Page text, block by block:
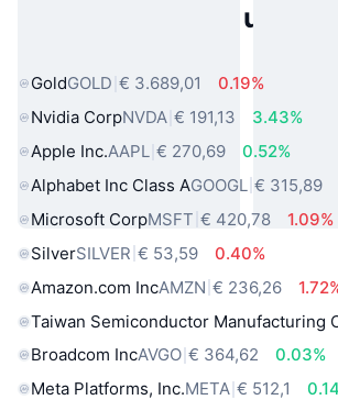
Populaire activa uit de
GoldGOLD € 3.689,01
0.19%
Nvidia CorpNVDA € 191,13
3.43%
Apple Inc.AAPL € 270,69
0.52%
Alphabet Inc Class AGOOGL € 315,89
Microsoft CorpMSFT € 420,78
1.09%
SilverSILVER € 53,59
0.40%
Amazon.com IncAMZN € 236,26
Taiwan Semiconductor Manufacturing
Broadcom IncAVGO € 364,62
0.03%
Meta Platforms, Inc.META € 512,1